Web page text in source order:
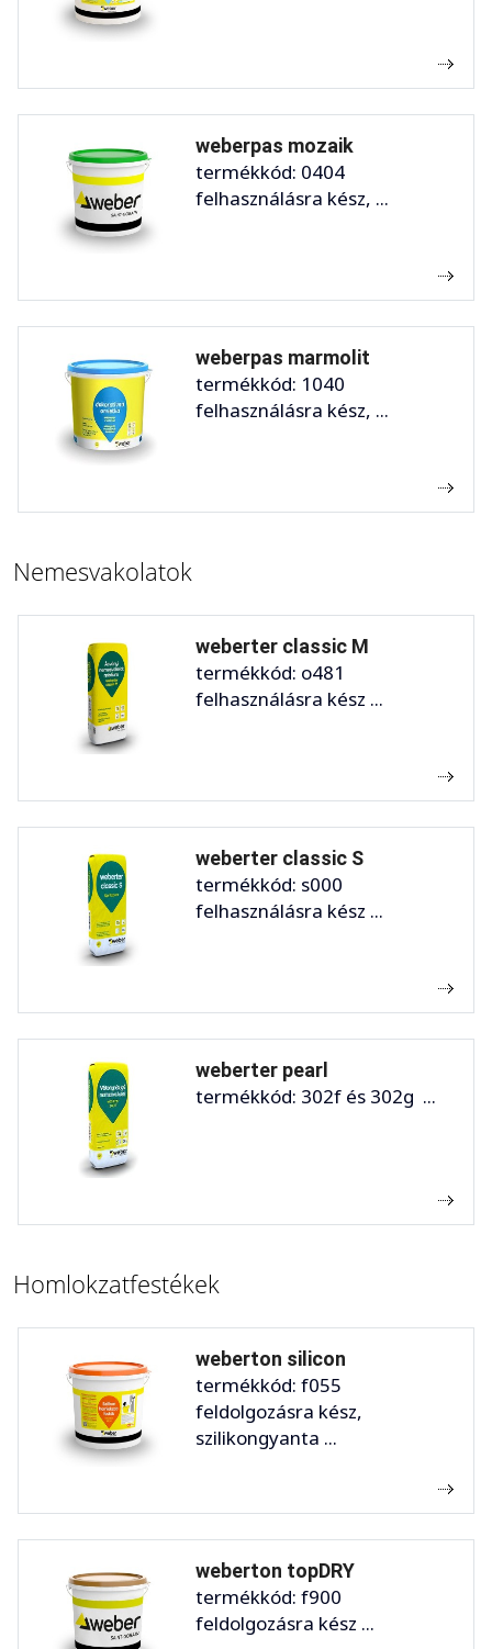
weberpas mozaik
termékkód: 0404
felhasználásra kész, ...
weberpas marmolit
termékkód: 1040
felhasználásra kész, ...
Nemesvakolatok
weberter classic M
termékkód: o481
felhasználásra kész ...
weberter classic S
termékkód: s000
felhasználásra kész ...
weberter pearl
termékkód: 302f és 302g ...
Homlokzatfestékek
weberton silicon
termékkód: f055
feldolgozásra kész,
szilikongyanta ...
weberton topDRY
termékkód: f900
feldolgozásra kész ...